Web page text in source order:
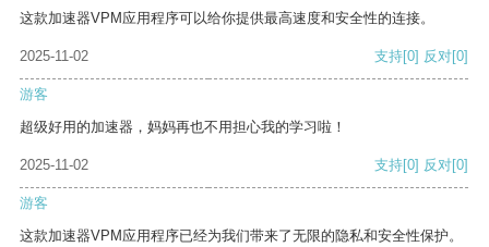
这款加速器VPM应用程序可以给你提供最高速度和安全性的连接。
2025-11-02 支持[0] 反对[0]
游客
超级好用的加速器，妈妈再也不用担心我的学习啦！
2025-11-02 支持[0] 反对[0]
游客
这款加速器VPM应用程序已经为我们带来了无限的隐私和安全性保护。